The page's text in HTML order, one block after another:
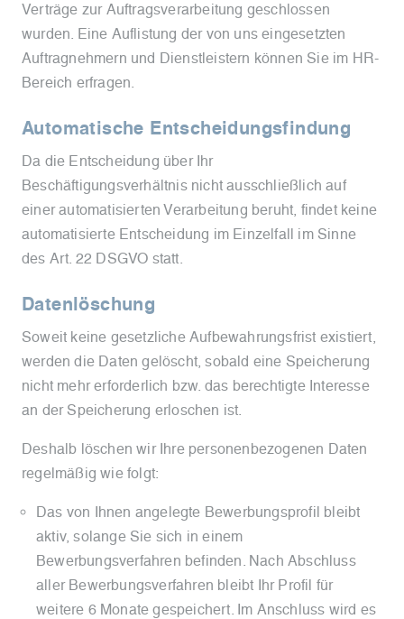
Verträge zur Auftragsverarbeitung geschlossen
wurden. Eine Auflistung der von uns eingesetzten
Auftragnehmern und Dienstleistern können Sie im HR-
Bereich erfragen.
Automatische Entscheidungsfindung
Da die Entscheidung über Ihr
Beschäftigungsverhältnis nicht ausschließlich auf
einer automatisierten Verarbeitung beruht, findet keine
automatisierte Entscheidung im Einzelfall im Sinne
des Art. 22 DSGVO statt.
Datenlöschung
Soweit keine gesetzliche Aufbewahrungsfrist existiert,
werden die Daten gelöscht, sobald eine Speicherung
nicht mehr erforderlich bzw. das berechtigte Interesse
an der Speicherung erloschen ist.
Deshalb löschen wir Ihre personenbezogenen Daten
regelmäßig wie folgt:
Das von Ihnen angelegte Bewerbungsprofil bleibt
aktiv, solange Sie sich in einem
Bewerbungsverfahren befinden. Nach Abschluss
aller Bewerbungsverfahren bleibt Ihr Profil für
weitere 6 Monate gespeichert. Im Anschluss wird es